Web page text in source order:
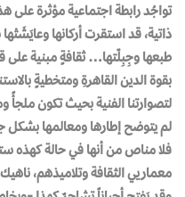
تواجُد رابطة اجتماعية مؤثرة على
ذاتية، قد استقرت أركانها
طبعها وجِبِلّتها… ثقافةٍ مبنية
بقوة الدين القاهرةِ ومتخطيةٍ
لتصوارتنا الفنية بحيث تكون ملجأً
لم يتوضح إطارها ومعالمها بشكل
فلا مناص من أنها في حالة كهذه
معماريي الثقافة وتلاميذهم،